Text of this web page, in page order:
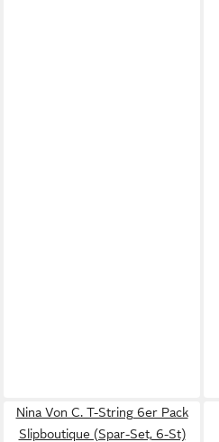
Nina Von C. T-String 6er Pack
Slipboutique (Spar-Set, 6-St)